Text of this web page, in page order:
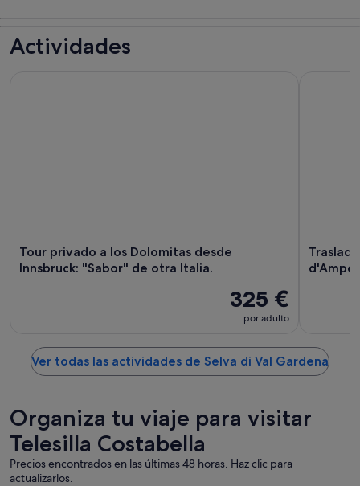
Actividades
Tour privado a los Dolomitas desde
Innsbruck: "Sabor" de otra Italia.
325 €
por adulto
Ver todas las actividades de Selva di Val Gardena
Organiza tu viaje para visitar
Telesilla Costabella
Precios encontrados en las últimas 48 horas. Haz clic para
actualizarlos.